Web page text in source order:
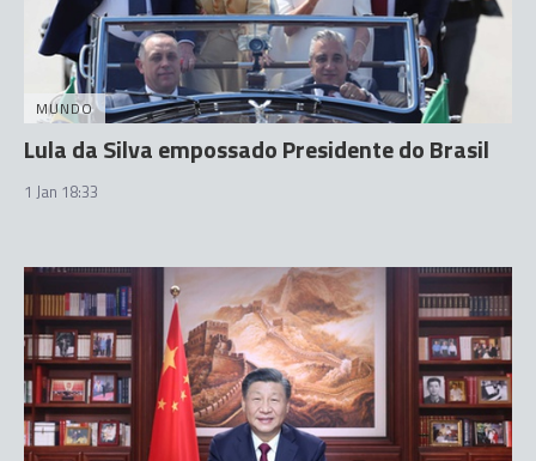
MUNDO
Lula da Silva empossado Presidente do Brasil
1 Jan 18:33